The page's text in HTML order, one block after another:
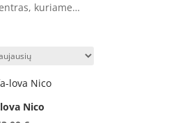
kuriame
ar rudą,
aksominės.
ir puikių valymo
Nico